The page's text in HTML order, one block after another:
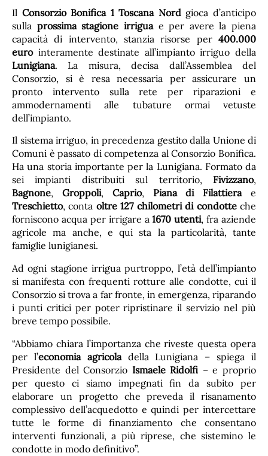
Il Consorzio Bonifica 1 Toscana Nordgioca d’anticipo
sulla prossima stagione irriguae per avere la piena
capacità di intervento, stanzia risorse per 400.000
eurointeramente destinate all’impianto irriguo della
Lunigiana. La misura, decisa dall’Assemblea del
Consorzio, si è resa necessaria per assicurare un
pronto intervento sulla rete per riparazioni e
ammodernamenti alle tubature ormai vetuste
dell’impianto.
Il sistema irriguo, in precedenza gestito dalla Unione di
Comuni è passato di competenza al Consorzio Bonifica.
Ha una storia importante per la Lunigiana. Formato da
sei impianti distribuiti sul territorio, Fivizzano,
Bagnone, Groppoli, Caprio, Piana di Filattierae
Treschietto, conta oltre 127 chilometri di condotteche
forniscono acqua per irrigare a1670 utenti, fra aziende
agricole ma anche, e qui sta la particolarità, tante
famiglie lunigianesi.
Ad ogni stagione irrigua purtroppo, l’età dell’impianto
si manifesta con frequenti rotture alle condotte, cui il
Consorzio si trova a far fronte, in emergenza, riparando
i punti critici per poter ripristinare il servizio nel più
breve tempo possibile.
“Abbiamo chiara l’importanza che riveste questa opera
per l’economia agricoladella Lunigiana – spiega il
Presidente del Consorzio Ismaele Ridolfi – e proprio
per questo ci siamo impegnati fin da subito per
elaborare un progetto che preveda il risanamento
complessivo dell’acquedotto e quindi per intercettare
tutte le forme di finanziamento che consentano
interventi funzionali, a più riprese, che sistemino le
condotte in modo definitivo”.